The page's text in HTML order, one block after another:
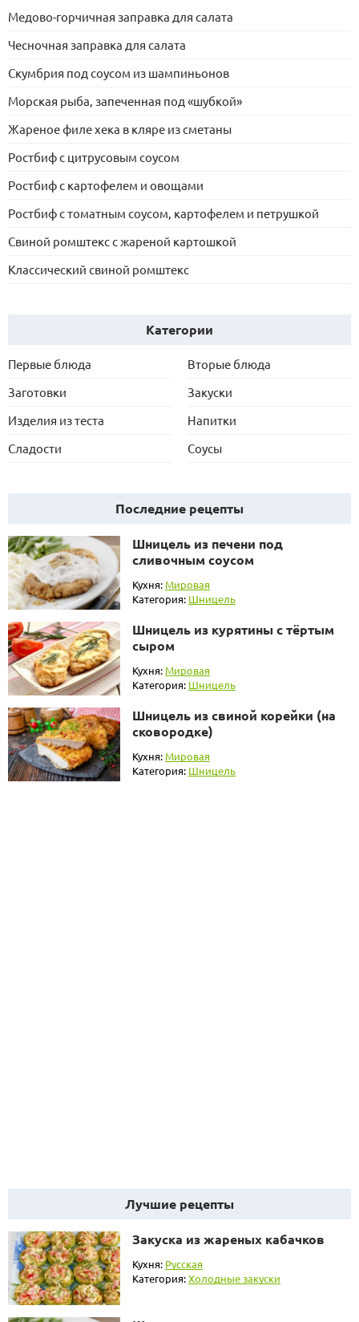
Медово-горчичная заправка для салата
Чесночная заправка для салата
Скумбрия под соусом из шампиньонов
Морская рыба, запеченная под «шубкой»
Жареное филе хека в кляре из сметаны
Ростбиф с цитрусовым соусом
Ростбиф с картофелем и овощами
Ростбиф с томатным соусом, картофелем и петрушкой
Свиной ромштекс с жареной картошкой
Классический свиной ромштекс
Категории
Первые блюда
Вторые блюда
Заготовки
Закуски
Изделия из теста
Напитки
Сладости
Соусы
Последние рецепты
Шницель из печени под
сливочным соусом
Кухня: Мировая
Категория: Шницель
Шницель из курятины с тёртым
сыром
Кухня: Мировая
Категория: Шницель
Шницель из свиной корейки (на
сковородке)
Кухня: Мировая
Категория: Шницель
Лучшие рецепты
Закуска из жареных кабачков
Кухня: Русская
Категория:Холодные закуски